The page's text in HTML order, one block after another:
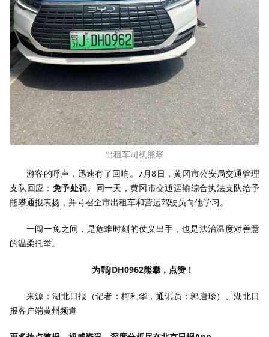
出租车司机熊攀
游客的呼声，迅速有了回响。7月8日，黄冈市公安局交通管理
支队回应： 免予处罚。同一天，黄冈市交通运输综合执法支队给予
熊攀通报表扬，并号召全市出租车和营运驾驶员向他学习。
一闯一免之间，是危难时刻的仗义出手，也是法治温度对善意
的温柔托举。
为鄂JDH0962熊攀，点赞！
来源：湖北日报（记者：柯利华，通讯员：郭唐珍）、湖北日
报客户端黄州频道